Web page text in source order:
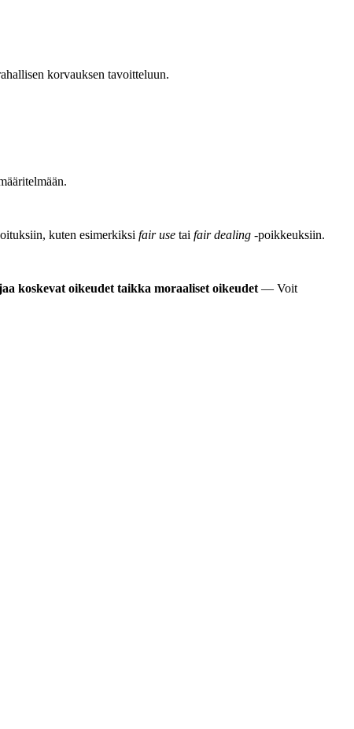
korvauksen tavoitteluun.
kuten esimerkiksi fair use tai fair dealing -poikkeuksiin.
koskevat oikeudet taikka moraaliset oikeudet — Voit